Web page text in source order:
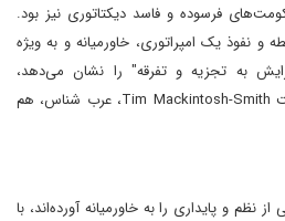
فرسوده و فاسد دیکتاتوری نیز بود.
و نفوذ یک امپراتوری، خاورمیانه و به ویژه
به تجزیه و تفرقه" را نشان می‌دهد،
همان‌طور که تیم مکینتاش-اسمیت Tim Mackintosh-Smith، عرب شناس، هم
نظم و پایداری را به خاورمیانه آورده‌اند، با